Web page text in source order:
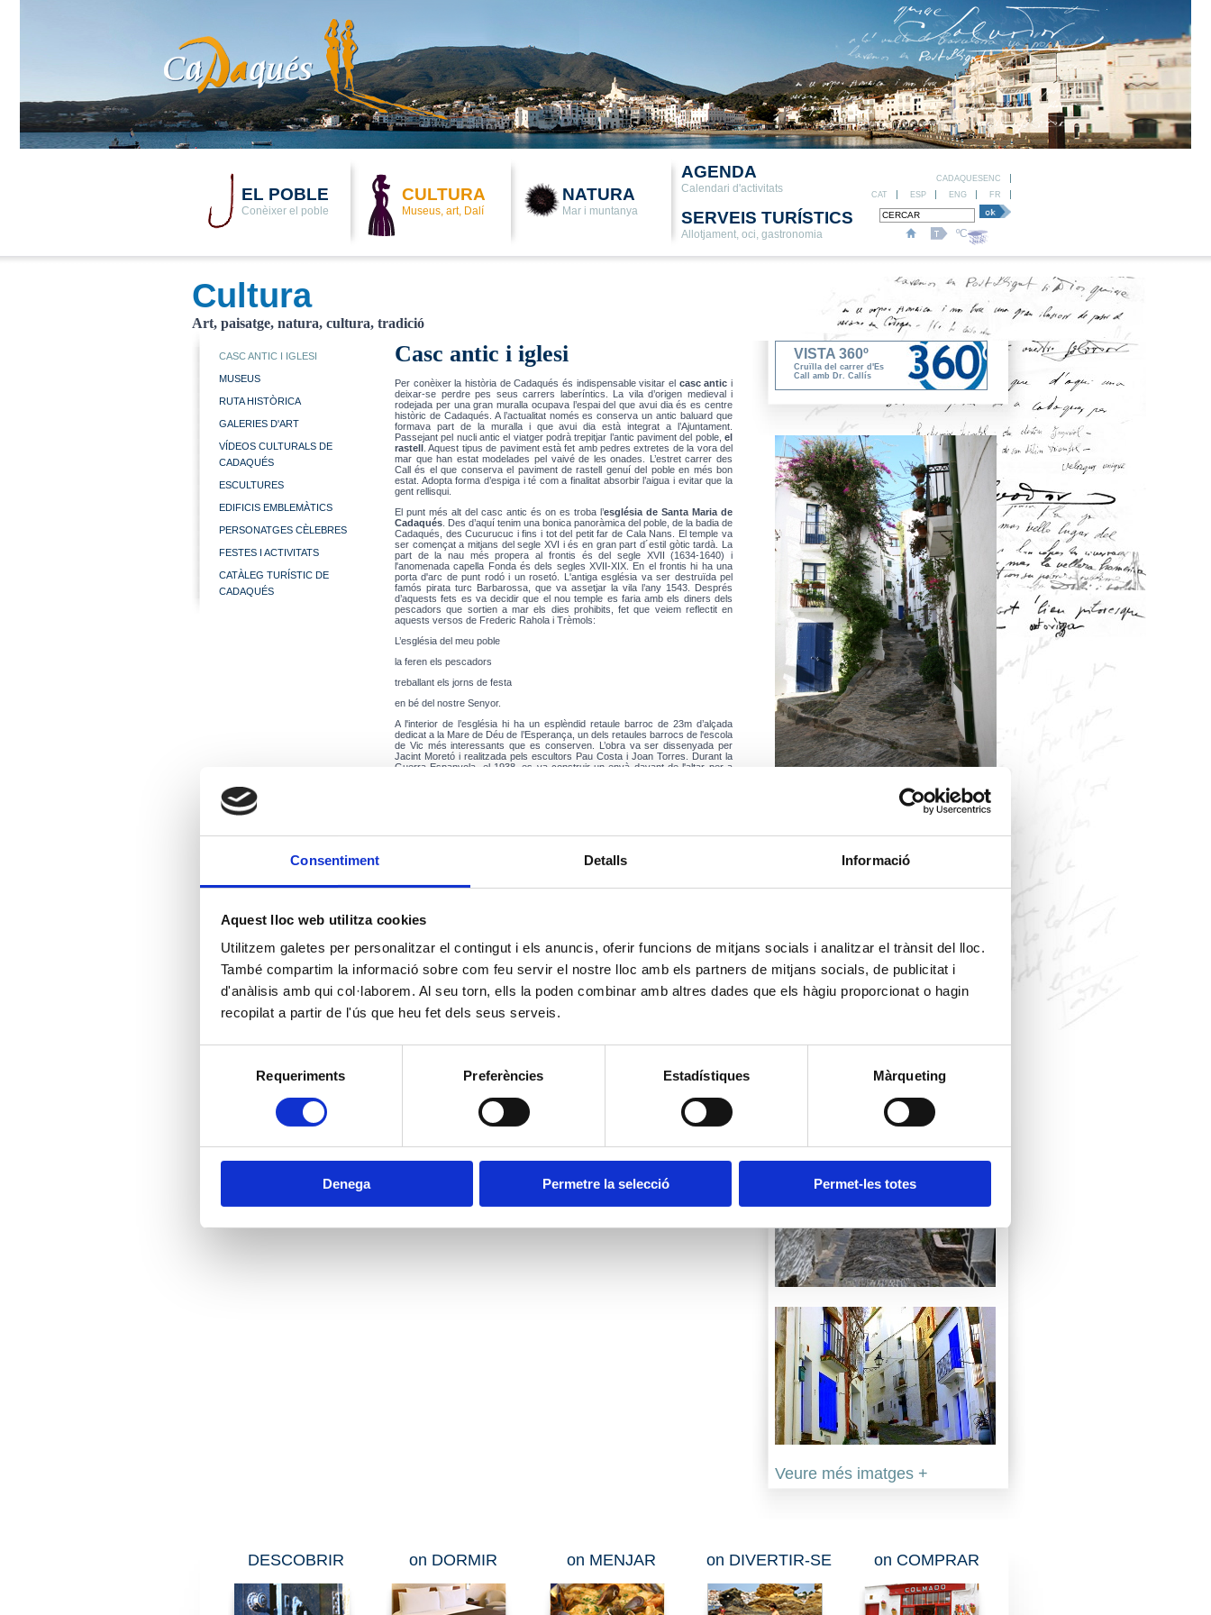
Consentiment Detalls Informació
Aquest lloc web utilitza cookies
Utilitzem galetes per personalitzar el contingut i els anuncis, oferir funcions de mitjans socials i analitzar el trànsit del lloc.
També compartim la informació sobre com feu servir el nostre lloc amb els partners de mitjans socials, de publicitat i
d'anàlisis amb qui col·laborem. Al seu torn, ells la poden combinar amb altres dades que els hàgiu proporcionat o hagin
recopilat a partir de l'ús que heu fet dels seus serveis.
consentiment
Requeriments Preferències Estadístiques Màrqueting
Denega Permetre la selecció Permet-les totes
EL POBLE
Conèixer el poble
CULTURA
Museus, art, Dalí
NATURA
Mar i muntanya
AGENDA
Calendari d'activitats
SERVEIS TURÍSTICS
Allotjament, oci, gastronomia
CADAQUESENC
CAT
ESP ENG FR
ºC
Cultura
Art, paisatge, natura, cultura, tradició
CASC ANTIC I IGLESI
MUSEUS
RUTA HISTÒRICA
GALERIES D'ART
VÍDEOS CULTURALS DE
CADAQUÉS
ESCULTURES
EDIFICIS EMBLEMÀTICS
PERSONATGES CÈLEBRES
FESTES I ACTIVITATS
CATÀLEG TURÍSTIC DE
CADAQUÉS
Casc antic i iglesi
Per conèixer la història de Cadaqués és indispensable visitar el casc antic i
deixar-se perdre pes seus carrers laberíntics. La vila d’origen medieval i
rodejada per una gran muralla ocupava l’espai del que avui dia és es centre
històric de Cadaqués. A l’actualitat només es conserva un antic baluard que
formava part de la muralla i que avui dia està integrat a l’Ajuntament.
Passejant pel nucli antic el viatger podrà trepitjar l’antic paviment del poble, el
rastell . Aquest tipus de paviment està fet amb pedres extretes de la vora del
mar que han estat modelades pel vaivé de les onades. L’estret carrer des
Call és el que conserva el paviment de rastell genuí del poble en més bon
estat. Adopta forma d’espiga i té com a finalitat absorbir l’aigua i evitar que la
gent rellisqui.
El punt més alt del casc antic és on es troba l’església de Santa Maria de
Cadaqués . Des d’aquí tenim una bonica panoràmica del poble, de la badia de
Cadaqués, des Cucurucuc i fins i tot del petit far de Cala Nans. El temple va
ser començat a mitjans del segle XVI i és en gran part d´estil gòtic tardà. La
part de la nau més propera al frontis és del segle XVII (1634-1640) i
l'anomenada capella Fonda és dels segles XVII-XIX. En el frontis hi ha una
porta d'arc de punt rodó i un rosetó. L'antiga església va ser destruïda pel
famós pirata turc Barbarossa, que va assetjar la vila l’any 1543. Després
d’aquests fets es va decidir que el nou temple es faria amb els diners dels
pescadors que sortien a mar els dies prohibits, fet que veiem reflectit en
aquests versos de Frederic Rahola i Trèmols:
L’església del meu poble
la feren els pescadors
treballant els jorns de festa
en bé del nostre Senyor.
A l'interior de l’església hi ha un esplèndid retaule barroc de 23m d’alçada
dedicat a la Mare de Déu de l’Esperança, un dels retaules barrocs de l'escola
de Vic més interessants que es conserven. L’obra va ser dissenyada per
Jacint Moretó i realitzada pels escultors Pau Costa i Joan Torres. Durant la
Guerra Espanyola, el 1938, es va construir un envà davant de l'altar per a
VISTA 360º
Cruïlla del carrer d'Es
Call amb Dr. Callís
Veure més imatges +
DESCOBRIR on DORMIR on MENJAR on DIVERTIR-SE on COMPRAR